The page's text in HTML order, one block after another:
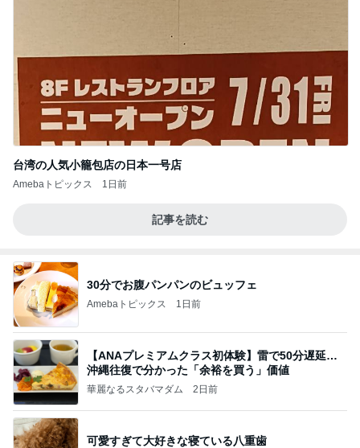
台湾の人気小籠包店の日本一号店
Amebaトピックス 1日前
記事を読む
30分でお腹パンパンのビュッフェ
Amebaトピックス 1日前
【ANAプレミアムクラス初体験】雷で50分遅延…
沖縄往復で分かった「余裕を買う」価値
華麗なるスタバマダム 2日前
可愛すぎて大好きな寝ている八重歯